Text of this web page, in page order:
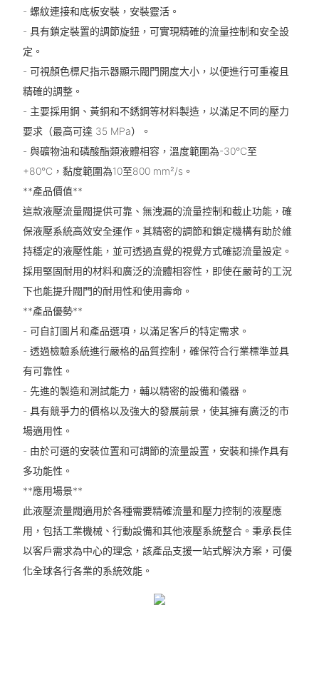
- 螺紋連接和底板安裝，安裝靈活。
- 具有鎖定裝置的調節旋鈕，可實現精確的流量控制和安全設
定。
- 可視顏色標尺指示器顯示閥門開度大小，以便進行可重複且
精確的調整。
- 主要採用鋼、黃銅和不銹鋼等材料製造，以滿足不同的壓力
要求（最高可達 35 MPa）。
- 與礦物油和磷酸酯類液體相容，溫度範圍為-30°C至
+80°C，黏度範圍為10至800 mm²/s。
**產品價值**
這款液壓流量閥提供可靠、無洩漏的流量控制和截止功能，確
保液壓系統高效安全運作。其精密的調節和鎖定機構有助於維
持穩定的液壓性能，並可透過直覺的視覺方式確認流量設定。
採用堅固耐用的材料和廣泛的流體相容性，即使在嚴苛的工況
下也能提升閥門的耐用性和使用壽命。
**產品優勢**
- 可自訂圖片和產品選項，以滿足客戶的特定需求。
- 透過檢驗系統進行嚴格的品質控制，確保符合行業標準並具
有可靠性。
- 先進的製造和測試能力，輔以精密的設備和儀器。
- 具有競爭力的價格以及強大的發展前景，使其擁有廣泛的市
場適用性。
- 由於可選的安裝位置和可調節的流量設置，安裝和操作具有
多功能性。
**應用場景**
此液壓流量閥適用於各種需要精確流量和壓力控制的液壓應
用，包括工業機械、行動設備和其他液壓系統整合。秉承長佳
以客戶需求為中心的理念，該產品支援一站式解決方案，可優
化全球各行各業的系統效能。